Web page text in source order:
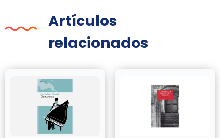
Artículos
relacionados